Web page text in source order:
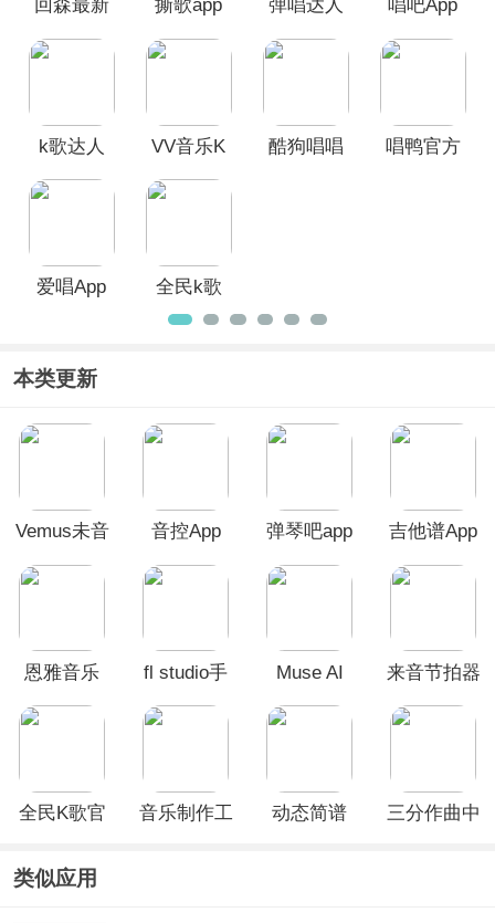
升自身唱歌能力。快来看看你喜欢的唱
本榜单仅供参考使用，旨在向用户推荐
回森最新
撕歌app
弹唱达人
唱吧App
k歌达人
VV音乐K
酷狗唱唱
唱鸭官方
爱唱App
全民k歌
app
本类更新
Vemus未音
音控App 弹琴吧app 吉他谱App
恩雅音乐
fl studio手
Muse AI
来音节拍器
全民K歌官
音乐制作工
动态简谱
三分作曲中
类似应用